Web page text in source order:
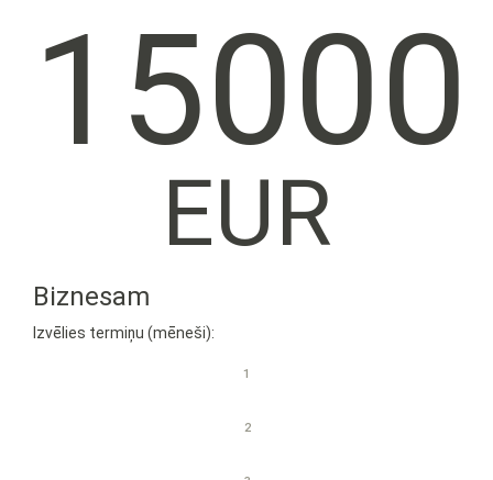
15000
EUR
Biznesam
Izvēlies termiņu (mēneši):
1
2